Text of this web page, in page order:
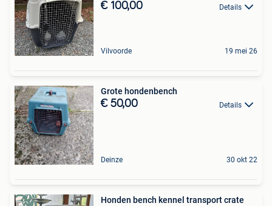
€ 100,00 Details
Vilvoorde 19 mei 26
Grote hondenbench
€ 50,00 Details
Deinze 30 okt 22
Honden bench kennel transport crate